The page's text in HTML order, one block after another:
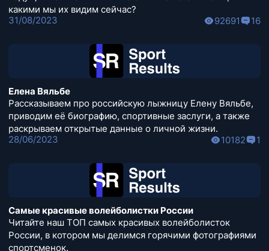
какими мы их видим сейчас?
31/08/2023
92691 16
Елена Вяльбе
Рассказываем про российскую лыжницу Елену Вяльбе,
приводим её биографию, спортивные заслуги, а также
раскрываем открытые данные о личной жизни.
28/06/2023
10182 1
Самые красивые волейболистки России
Читайте наш ТОП самых красивых волейболисток
России, в котором мы делимся горячими фотографиями
спортсменок.